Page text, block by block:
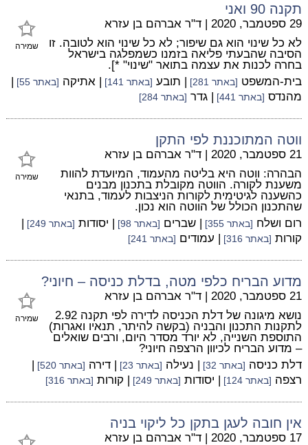
תקנה 90 ואני
שמירה
29 ספטמבר, 2020 | ד"ר אברהם בן עזרא
לא כל שינוי הוא גם שיפור; לא כל שינוי הוא לטובה. זו
הסיבה שהבעתי פליאה בזמנו כשמפלגה בישראל
בחרה לכנות את עצמה בתואר "שינוי" *].
בית-המשפט [באתר 281] | תובע [באתר 141] | אתיקה [באתר 55]
|
מהנדס [באתר 441] | גדר [באתר 284]
ווטה המתוכננת לפי התקן
שמירה
21 ספטמבר, 2020 | ד"ר אברהם בן עזרא
הבהרה: ווטה היא בליטה מהעמוד, המיועדת להוות
משענת לקורה. הווטה מקובלת בתכנון מבנים
כהשענה לגיטימית לקורות הניצבות לעמוד, בתנאי
שהתכנון הכולל של הווטה הוא נכון.
רום ושלח [באתר 355] | שברים [באתר 98] | יסודות [באתר 249]
|
קורות [באתר 316] | עמודים [באתר 241]
מדוע הבריח כלפי מטה, בדלת כניסה – חיוני?
שמירה
21 ספטמבר, 2020 | ד"ר אברהם בן עזרא
נושא מיגונה של דלת הכניסה לדירה לפי תקנה 2.92
לתקנות התכנון והבניה (בקשה להיתר, תנאיו ואגרות)
התוספת השנייה, לא יורד מסדר היום, ורבים שואלים
– מדוע הבריח לכיוון הרצפה חיוני?
דלת כניסה [באתר 32] | נעילה [באתר 23] | דירה [באתר 520]
|
רצפה [באתר 124] | יסודות [באתר 249] | קורות [באתר 316]
אין חובה לעגן בתקן כל ליקוי בניה
17 ספטמבר, 2020 | ד"ר אברהם בן עזרא